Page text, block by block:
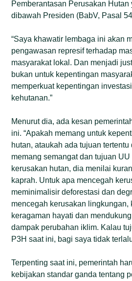
Pemberantasan Perusakan Hutan
dibawah Presiden (BabV, Pasal
“Saya khawatir lembaga ini akan
pengawasan represif terhadap
masyarakat lokal. Dan menjadi
bukan untuk kepentingan
memperkuat kepentingan
kehutanan.”
Menurut dia, ada kesan
ini. “Apakah memang untuk
hutan, ataukah ada tujuan
memang semangat dan tujuan
kerusakan hutan, dia menilai
kaprah. Untuk apa mencegah
meminimalisir deforestasi dan
mencegah kerusakan lingkungan,
keragaman hayati dan
dampak perubahan iklim. Kalau
P3H saat ini, bagi saya tidak
Terpenting saat ini, pemerintah
kebijakan standar ganda tentang